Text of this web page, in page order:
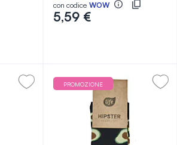
con codice WOW
5,59 €
PROMOZIONE